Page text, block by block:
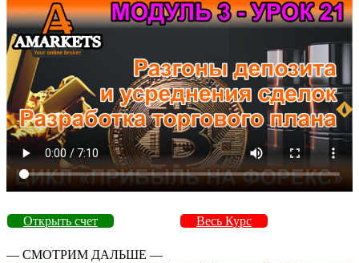
Открыть счет Весь Курс
— СМОТРИМ ДАЛЬШЕ —